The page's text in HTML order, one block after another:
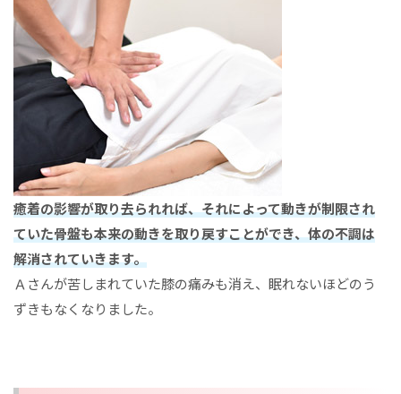
癒着の影響が取り去られれば、それによって動きが制限され
ていた骨盤も本来の動きを取り戻すことができ、体の不調は
解消されていきます。
Ａさんが苦しまれていた膝の痛みも消え、眠れないほどのう
ずきもなくなりました。